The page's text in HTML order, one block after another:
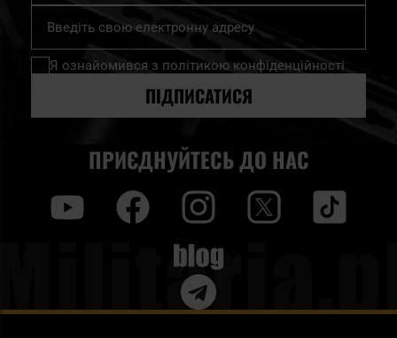
Підпишіться
нашу
розсилку
Я ознайомився з політикою конфіденційності
ПІДПИСАТИСЯ
ПРИЄДНУЙТЕСЬ ДО НАС
Blog